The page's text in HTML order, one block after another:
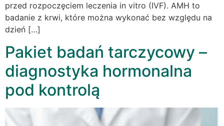
przed rozpoczęciem leczenia in vitro (IVF). AMH to
badanie z krwi, które można wykonać bez względu na
dzień […]
Pakiet badań tarczycowy –
diagnostyka hormonalna
pod kontrolą